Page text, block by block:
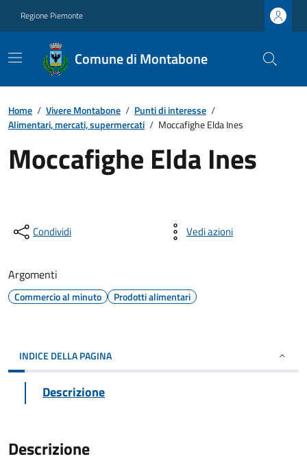
Regione Piemonte
Comune di Montabone
Home / Vivere Montabone / Punti di interesse /
Alimentari, mercati, supermercati / Moccafighe Elda Ines
Moccafighe Elda Ines
Condividi Vedi azioni
Argomenti
Commercio al minuto Prodotti alimentari
INDICE DELLA PAGINA
Descrizione
Descrizione